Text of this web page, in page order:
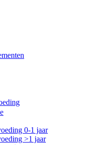
0-1 jaar
>1 jaar